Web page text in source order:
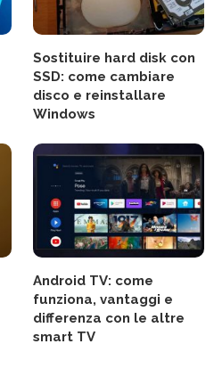
Sostituire hard disk con
SSD: come cambiare
disco e reinstallare
Windows
Android TV: come
funziona, vantaggi e
differenza con le altre
smart TV